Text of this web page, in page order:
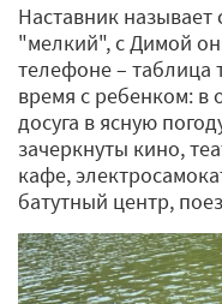
Наставник называет
"мелкий", с Димой
телефоне – таблица
время с ребенком: в
досуга в ясную
зачеркнуты кино,
кафе,
батутный центр,